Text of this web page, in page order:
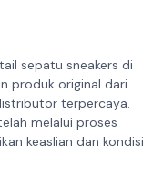
sepatu sneakers di
produk original dari
terpercaya.
melalui proses
keaslian dan kondisi